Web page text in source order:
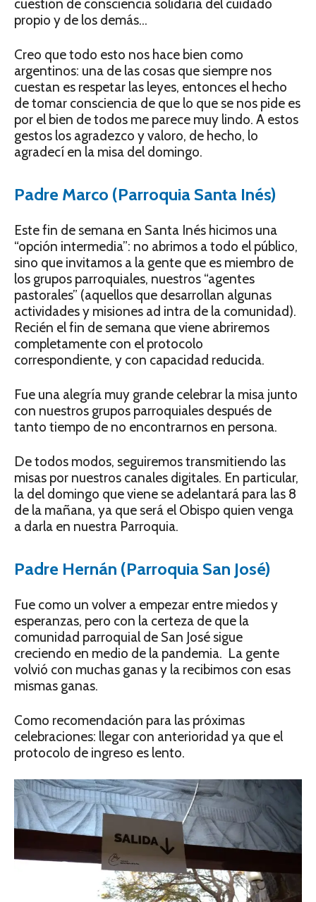
cuestión de consciencia solidaria del cuidado
propio y de los demás…
Creo que todo esto nos hace bien como
argentinos: una de las cosas que siempre nos
cuestan es respetar las leyes, entonces el hecho
de tomar consciencia de que lo que se nos pide es
por el bien de todos me parece muy lindo. A estos
gestos los agradezco y valoro, de hecho, lo
agradecí en la misa del domingo.
Padre Marco (Parroquia Santa Inés)
Este fin de semana en Santa Inés hicimos una
“opción intermedia”: no abrimos a todo el público,
sino que invitamos a la gente que es miembro de
los grupos parroquiales, nuestros “agentes
pastorales” (aquellos que desarrollan algunas
actividades y misiones ad intra de la comunidad).
Recién el fin de semana que viene abriremos
completamente con el protocolo
correspondiente, y con capacidad reducida.
Fue una alegría muy grande celebrar la misa junto
con nuestros grupos parroquiales después de
tanto tiempo de no encontrarnos en persona.
De todos modos, seguiremos transmitiendo las
misas por nuestros canales digitales. En particular,
la del domingo que viene se adelantará para las 8
de la mañana, ya que será el Obispo quien venga
a darla en nuestra Parroquia.
Padre Hernán (Parroquia San José)
Fue como un volver a empezar entre miedos y
esperanzas, pero con la certeza de que la
comunidad parroquial de San José sigue
creciendo en medio de la pandemia. La gente
volvió con muchas ganas y la recibimos con esas
mismas ganas.
Como recomendación para las próximas
celebraciones: llegar con anterioridad ya que el
protocolo de ingreso es lento.